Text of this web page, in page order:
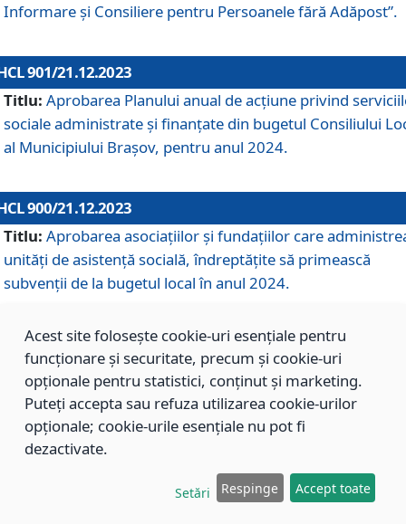
Informare și Consiliere pentru Persoanele fără Adăpost”.
901/21.12.2023
Titlu: Aprobarea Planului anual de acțiune privind
sociale administrate și finanțate din bugetul Consiliului
al Municipiului Brașov, pentru anul 2024.
900/21.12.2023
Titlu: Aprobarea asociațiilor şi fundațiilor care
unități de asistenţă socială, îndreptăţite să primească
subvenţii de la bugetul local în anul 2024.
899/21.12.2023
Aprobarea standardelor de cost pentru serviciile
sociale furnizate în cadrul Direcției de Asistență Socială
Brașov, pentru anul 2024.
Modificarea Anexei la H.C.L. nr. 91 din 09.02.2018,
Acest site folosește cookie-uri esențiale pentru
funcționare și securitate, precum și cookie-uri
opționale pentru statistici, conținut și marketing.
Puteți accepta sau refuza utilizarea cookie-urilor
opționale; cookie-urile esențiale nu pot fi
dezactivate.
Setări Respinge Accept toate